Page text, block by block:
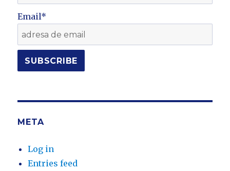
Email*
META
Log in
Entries feed